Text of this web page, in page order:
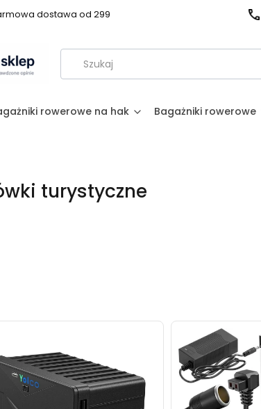
dostawa od 299
rowerowe na hak Bagażniki rowerowe
turystyczne